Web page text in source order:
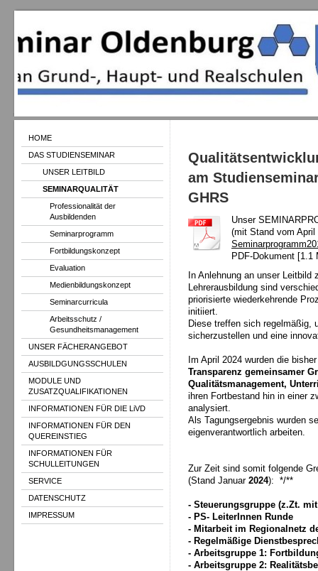
HOME
DAS STUDIENSEMINAR
UNSER LEITBILD
SEMINARQUALITÄT
Professionalität der
Ausbildenden
Seminarprogramm
Fortbildungskonzept
Evaluation
Medienbildungskonzept
Seminarcurricula
Arbeitsschutz /
Gesundheitsmanagement
UNSER FÄCHERANGEBOT
AUSBILDGUNGSSCHULEN
MODULE UND
ZUSATZQUALIFIKATIONEN
INFORMATIONEN FÜR DIE LiVD
INFORMATIONEN FÜR DEN
QUEREINSTIEG
INFORMATIONEN FÜR
SCHULLEITUNGEN
SERVICE
DATENSCHUTZ
IMPRESSUM
am
Unser
(mit Stand vom April
PDF-Dokument [1.1
In Anlehnung an unser
Lehrerausbildung sind
priorisierte wiederkehrende
initiiert.
Diese treffen sich regelmäßig,
sicherzustellen und eine
Im April 2024 wurden die
Transparenz gemeinsamer
Qualitätsmanagement,
ihren Fortbestand hin in einer
analysiert.
Als Tagungsergebnis wurden
eigenverantwortlich arbeiten.
Zur Zeit sind somit folgende
(Stand Januar2024): */**
- Steuerungsgruppe (z.Zt.
- PS- LeiterInnen Runde
- Mitarbeit im Regionalnetz
- Regelmäßige
- Arbeitsgruppe 1:
- Arbeitsgruppe 2: